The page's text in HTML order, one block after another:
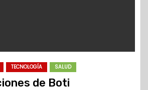
TECNOLOGÍA SALUD
de Boti